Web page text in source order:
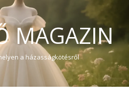
MAGAZIN
a házasságkötésről